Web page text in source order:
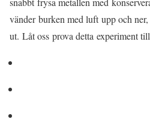
vänder burken med luft upp och
ut. Låt oss prova detta experiment